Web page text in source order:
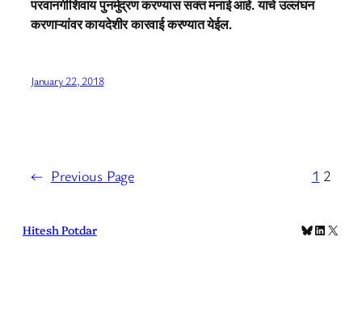
परवानगीशिवाय पुनर्मुद्रण करण्यास सक्त मनाई आहे. याचे उल्लंघन
करणाऱ्यांवर कायदेशीर कारवाई करण्यात येईल.
January 22, 2018
← Previous Page 1 2
Hitesh Potdar Bluesky
LinkedIn
X